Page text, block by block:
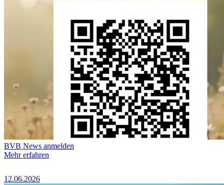
BVB News anmelden
Mehr erfahren
12.06.2026